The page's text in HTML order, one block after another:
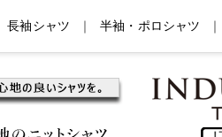
長袖シャツ ｜ 半袖・ポロシャツ ｜